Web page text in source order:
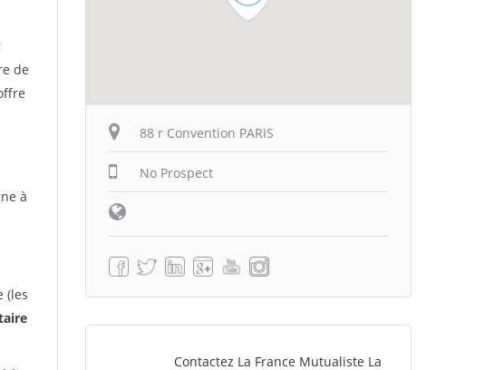
de
à
(les
88 r Convention PARIS
No Prospect
Contactez La France Mutualiste La